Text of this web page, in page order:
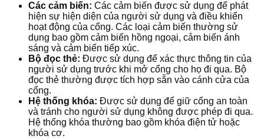
Các cảm biến: Các cảm biến được sử dụng để phát
hiện sự hiện diện của người sử dụng và điều khiển
hoạt động của cổng. Các loại cảm biến thường sử
dụng bao gồm cảm biến hồng ngoại, cảm biến ánh
sáng và cảm biến tiếp xúc.
Bộ đọc thẻ: Được sử dụng để xác thực thông tin của
người sử dụng trước khi mở cổng cho họ đi qua. Bộ
đọc thẻ thường được tích hợp sẵn vào cánh cửa của
cổng.
Hệ thống khóa: Được sử dụng để giữ cổng an toàn
và tránh cho người sử dụng không được phép đi qua.
Hệ thống khóa thường bao gồm khóa điện tử hoặc
khóa cơ.